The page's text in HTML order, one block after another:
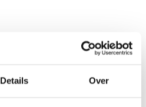
Details Over